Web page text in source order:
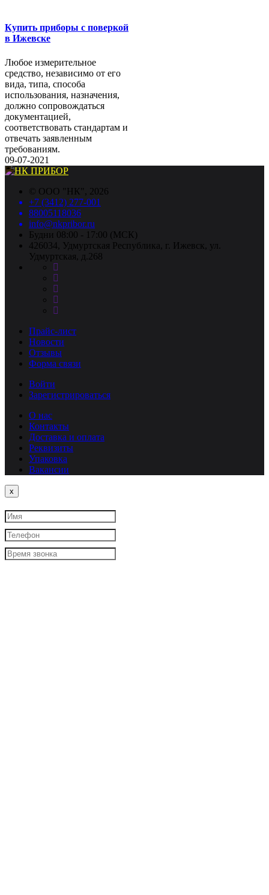
Купить приборы с поверкой
в Ижевске
Любое измерительное
средство, независимо от его
вида, типа, способа
использования, назначения,
должно сопровождаться
документацией,
соответствовать стандартам и
отвечать заявленным
требованиям.
09-07-2021
© ООО "НК", 2026
+7 (3412) 277-001
88005118036
info@nkpribor.ru
Будни 08:00 - 17:00 (МСК)
426034, Удмуртская Республика, г. Ижевск, ул.
Удмуртская, д.268
Прайс-лист
Новости
Отзывы
Форма связи
Войти
Зарегистрироваться
О нас
Контакты
Доставка и оплата
Реквизиты
Упаковка
Вакансии
x